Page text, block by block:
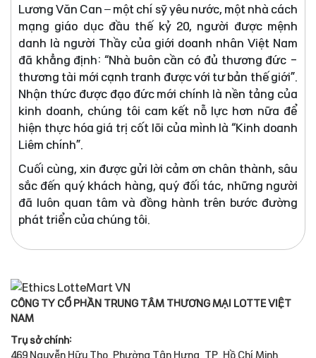
Lương Văn Can – một chí sỹ yêu nước, một nhà cách
mạng giáo dục đầu thế kỷ 20, người được mệnh
danh là người Thầy của giới doanh nhân Việt Nam
đã khẳng định: “Nhà buôn cần có đủ thương đức -
thương tài mới cạnh tranh được với tư bản thế giới”.
Nhận thức được đạo đức mới chính là nền tảng của
kinh doanh, chúng tôi cam kết nỗ lực hơn nữa để
hiện thực hóa giá trị cốt lõi của mình là “Kinh doanh
Liêm chính”.
Cuối cùng, xin được gửi lời cảm ơn chân thành, sâu
sắc đến quý khách hàng, quý đối tác, những người
đã luôn quan tâm và đồng hành trên bước đường
phát triển của chúng tôi.
CÔNG TY CỔ PHẦN TRUNG TÂM THƯƠNG MẠI LOTTE VIỆT
NAM
Trụ sở chính:
469 Nguyễn Hữu Thọ, Phường Tân Hưng, TP. Hồ Chí Minh